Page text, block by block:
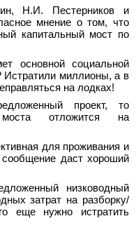
Н.И. Пестерников и
мнение о том, что
капитальный мост по
основной социальной
миллионы, а в
на лодках!
проект, то
моста отложится на
для проживания и
даст хороший
низководный
затрат на разборку/
еще нужно истратить